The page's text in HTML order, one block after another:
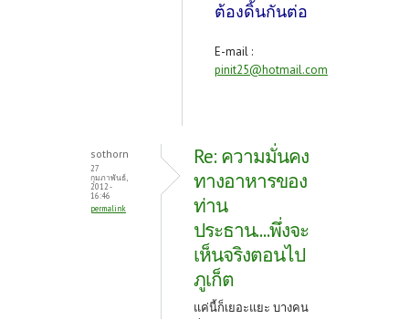
ต้องดิ้นกันต่อ
E-mail :
pinit25@hotmail.com
sothorn
27
กุมภาพันธ์,
2012 -
16:46
permalink
Re: ความมั่นคง
ทางอาหารของ
ท่าน
ประธาน....พึ่งจะ
เห็นจริงตอนไป
ภูเก็ต
แค่นี้ก็เยอะแยะ บางคน